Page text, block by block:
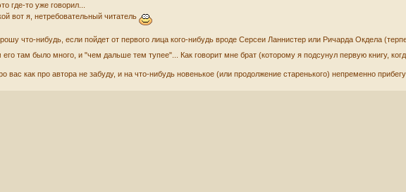
где-то уже говорил...
вот я, нетребовательный читатель
что-нибудь, если пойдет от первого лица кого-нибудь вроде Серсеи Ланнистер или Ричарда Окдела
там было много, и "чем дальше тем тупее"... Как говорит мне брат (которому я подсунул первую книгу,
вас как про автора не забуду, и на что-нибудь новенькое (или продолжение старенького) непременно